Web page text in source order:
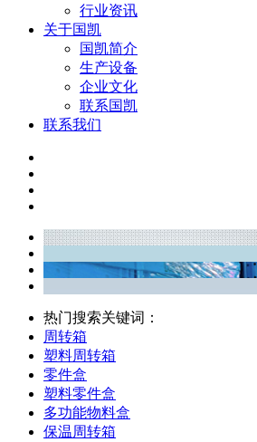
行业资讯
关于国凯
国凯简介
生产设备
企业文化
联系国凯
联系我们
热门搜索关键词：
周转箱
塑料周转箱
零件盒
塑料零件盒
多功能物料盒
保温周转箱